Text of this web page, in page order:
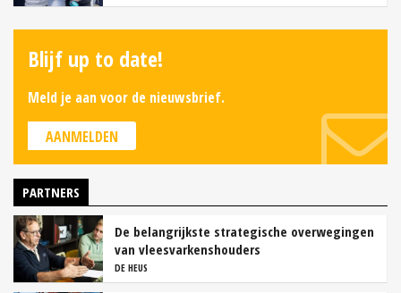
Blijf up to date!
Meld je aan voor de nieuwsbrief.
AANMELDEN
PARTNERS
De belangrijkste strategische overwegingen
van vleesvarkenshouders
DE HEUS